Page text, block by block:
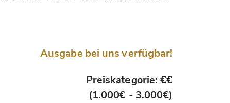
Ausgabe bei uns verfügbar!
Preiskategorie: €€
(1.000€ - 3.000€)